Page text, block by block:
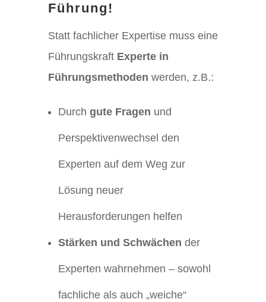
Führung!
Statt fachlicher Expertise muss eine
Führungskraft Experte in
Führungsmethoden werden, z.B.:
Durchgute Fragen und
Perspektivenwechsel den
Experten auf dem Weg zur
Lösung neuer
Herausforderungen helfen
Stärken und Schwächen der
Experten wahrnehmen – sowohl
fachliche als auch „weiche“